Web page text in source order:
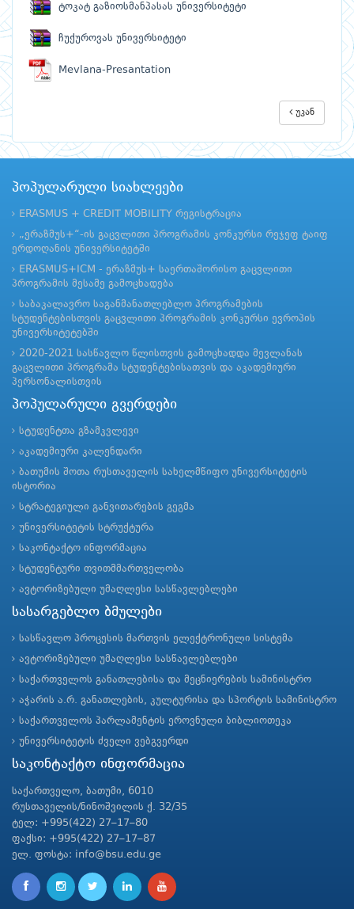
ტოკატ გაზიოსმანპასას უნივერსიტეტი
ჩუქუროვას უნივერსიტეტი
Mevlana-Presantation
უკან
პოპულარული სიახლეები
ERASMUS + CREDIT MOBILITY რეგისტრაცია
„ერაზმუს+“-ის გაცვლითი პროგრამის კონკურსი რეჯეფ ტაიფ
ერდოღანის უნივერსიტეტში
ERASMUS+ICM - ერაზმუს+ საერთაშორისო გაცვლითი
პროგრამის მესამე გამოცხადება
საბაკალავრო საგანმანათლებლო პროგრამების
სტუდენტებისთვის გაცვლითი პროგრამის კონკურსი ევროპის
უნივერსიტეტებში
2020-2021 სასწავლო წლისთვის გამოცხადდა მევლანას
გაცვლითი პროგრამა სტუდენტებისათვის და აკადემიური
პერსონალისთვის
პოპულარული გვერდები
სტუდენტთა გზამკვლევი
აკადემიური კალენდარი
ბათუმის შოთა რუსთაველის სახელმწიფო უნივერსიტეტის
ისტორია
სტრატეგიული განვითარების გეგმა
უნივერსიტეტის სტრუქტურა
საკონტაქტო ინფორმაცია
სტუდენტური თვითმმართველობა
ავტორიზებული უმაღლესი სასწავლებლები
სასარგებლო ბმულები
სასწავლო პროცესის მართვის ელექტრონული სისტემა
ავტორიზებული უმაღლესი სასწავლებლები
საქართველოს განათლებისა და მეცნიერების სამინისტრო
აჭარის ა.რ. განათლების, კულტურისა და სპორტის სამინისტრო
საქართველოს პარლამენტის ეროვნული ბიბლიოთეკა
უნივერსიტეტის ძველი ვებგვერდი
საკონტაქტო ინფორმაცია
საქართველო, ბათუმი, 6010
რუსთაველის/ნინოშვილის ქ. 32/35
ტელ: +995(422) 27–17–80
ფაქსი: +995(422) 27–17–87
ელ. ფოსტა: info@bsu.edu.ge